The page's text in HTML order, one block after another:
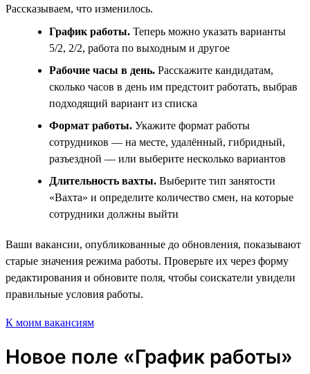
Рассказываем, что изменилось.
График работы. Теперь можно указать варианты
5/2, 2/2, работа по выходным и другое
Рабочие часы в день. Расскажите кандидатам,
сколько часов в день им предстоит работать, выбрав
подходящий вариант из списка
Формат работы. Укажите формат работы
сотрудников — на месте, удалённый, гибридный,
разъездной — или выберите несколько вариантов
Длительность вахты. Выберите тип занятости
«Вахта» и определите количество смен, на которые
сотрудники должны выйти
Ваши вакансии, опубликованные до обновления, показывают
старые значения режима работы. Проверьте их через форму
редактирования и обновите поля, чтобы соискатели увидели
правильные условия работы.
К моим вакансиям
Новое поле «График работы»